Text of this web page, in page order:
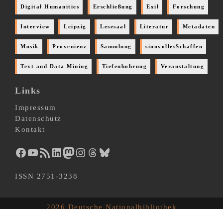
Digital Humanities Erschließung Exil Forschung
Interview Leipzig Lesesaal Literatur Metadaten
Musik Provenienz Sammlung sinnvollesSchaffen
Text and Data Mining Tiefenbohrung Veranstaltung
Links
Impressum
Datenschutz
Kontakt
Facebook YouTube RSS-Feed LinkedIn Mastodon Instagram Threads Bluesky
ISSN 2751-3238
2026 Deutsche Nationalbibliothek